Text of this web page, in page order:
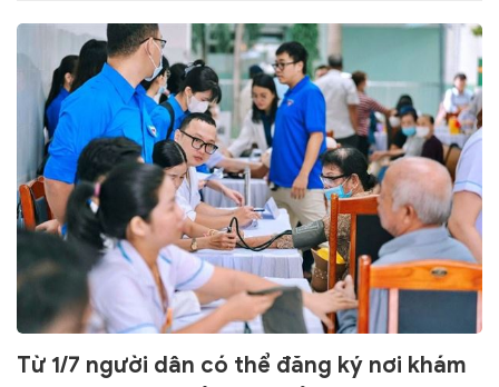
Từ 1/7 người dân có thể đăng ký nơi khám